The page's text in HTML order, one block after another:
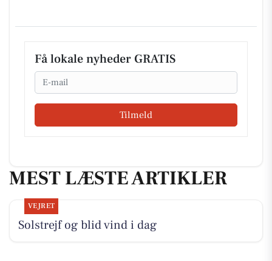
Få lokale nyheder GRATIS
Email
Tilmeld
MEST LÆSTE ARTIKLER
VEJRET
Solstrejf og blid vind i dag